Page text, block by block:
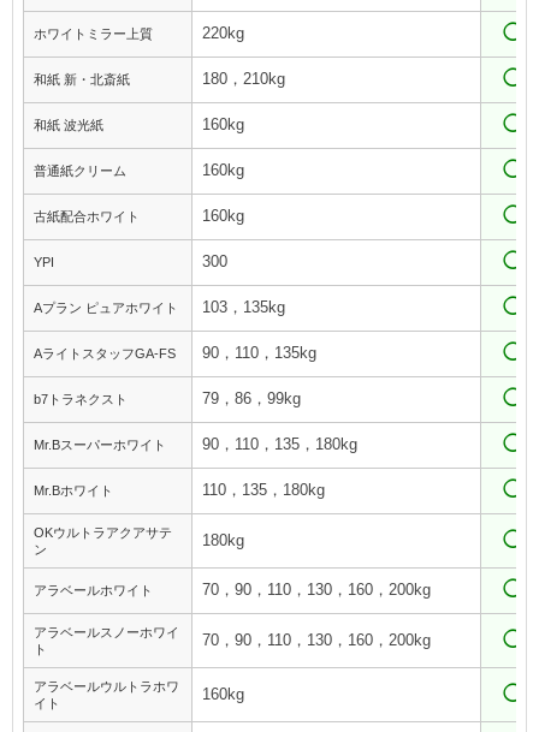
ホワイトミラー上質 220kg ◯
和紙 新・北斎紙 180，210kg ◯
和紙 波光紙 160kg ◯
普通紙クリーム 160kg ◯
古紙配合ホワイト 160kg ◯
YPI 300 ◯
Aプラン ピュアホワイト 103，135kg ◯
AライトスタッフGA-FS 90，110，135kg ◯
b7トラネクスト 79，86，99kg ◯
Mr.Bスーパーホワイト 90，110，135，180kg ◯
Mr.Bホワイト 110，135，180kg ◯
OKウルトラアクアサテ
ン
180kg ◯
アラベールホワイト 70，90，110，130，160，200kg ◯
アラベールスノーホワイ
ト
70，90，110，130，160，200kg ◯
アラベールウルトラホワ
イト
160kg ◯